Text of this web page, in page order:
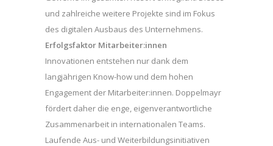
und zahlreiche weitere Projekte sind im Fokus
des digitalen Ausbaus des Unternehmens.
Erfolgsfaktor Mitarbeiter:innen
Innovationen entstehen nur dank dem
langjährigen Know-how und dem hohen
Engagement der Mitarbeiter:innen. Doppelmayr
fördert daher die enge, eigenverantwortliche
Zusammenarbeit in internationalen Teams.
Laufende Aus- und Weiterbildungsinitiativen